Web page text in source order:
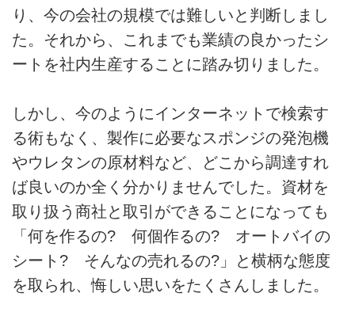
り、今の会社の規模では難しいと判断しまし
た。それから、これまでも業績の良かったシ
ートを社内生産することに踏み切りました。
しかし、今のようにインターネットで検索す
る術もなく、製作に必要なスポンジの発泡機
やウレタンの原材料など、どこから調達すれ
ば良いのか全く分かりませんでした。資材を
取り扱う商社と取引ができることになっても
「何を作るの? 何個作るの? オートバイの
シート? そんなの売れるの?」と横柄な態度
を取られ、悔しい思いをたくさんしました。